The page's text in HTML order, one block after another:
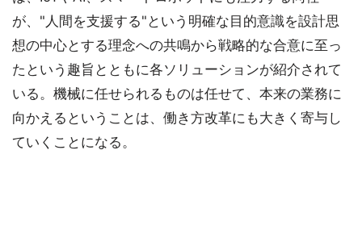
が、"人間を支援する"という明確な目的意識を設計思
想の中心とする理念への共鳴から戦略的な合意に至っ
たという趣旨とともに各ソリューションが紹介されて
いる。機械に任せられるものは任せて、本来の業務に
向かえるということは、働き方改革にも大きく寄与し
ていくことになる。